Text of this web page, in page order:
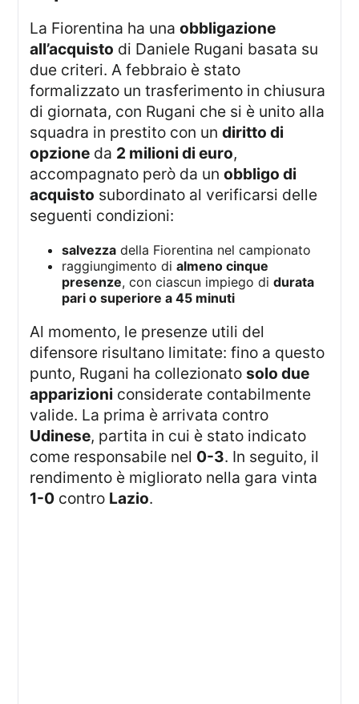
La Fiorentina ha unaobbligazione
all’acquisto di Daniele Rugani basata su
due criteri. A febbraio è stato
formalizzato un trasferimento in chiusura
di giornata, con Rugani che si è unito alla
squadra in prestito con undiritto di
opzione da 2 milioni di euro,
accompagnato però da unobbligo di
acquisto subordinato al verificarsi delle
seguenti condizioni:
salvezza della Fiorentina nel campionato
raggiungimento dialmeno cinque
presenze, con ciascun impiego didurata
pari o superiore a 45 minuti
Al momento, le presenze utili del
difensore risultano limitate: fino a questo
punto, Rugani ha collezionatosolo due
apparizioni considerate contabilmente
valide. La prima è arrivata contro
Udinese, partita in cui è stato indicato
come responsabile nel 0-3. In seguito, il
rendimento è migliorato nella gara vinta
1-0 contro Lazio.